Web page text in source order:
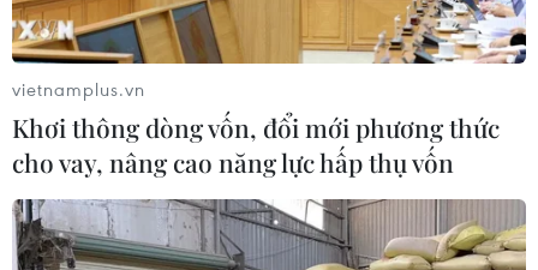
vietnamplus.vn
Khơi thông dòng vốn, đổi mới phương thức
cho vay, nâng cao năng lực hấp thụ vốn